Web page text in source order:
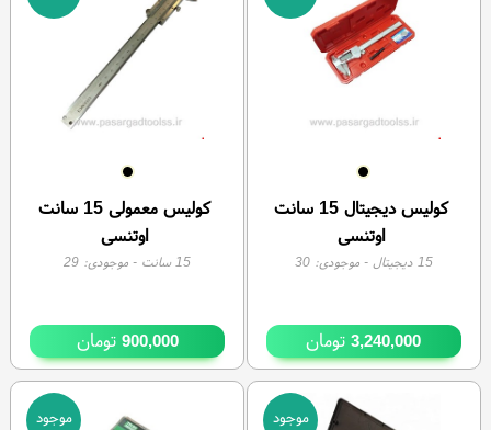
کولیس دیجیتال 15 سانت
اوتنسی
15 دیجیتال - موجودی:30
3,240,000تومان
کولیس معمولی 15 سانت
اوتنسی
15 سانت - موجودی: 29
900,000 تومان
موجود موجود